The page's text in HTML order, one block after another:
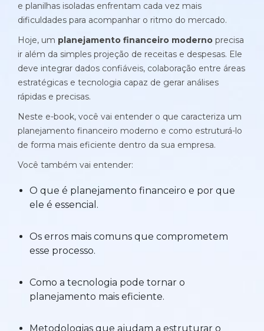
Prophix Fluxo (Cash Management)
Módulo de Controle, projeção e gestão do fluxo
de caixa.
Complexidade de gestão de caixa baixa e média
Empresas que faturam entre R$30M e R$200M por ano
Conheça o produto
Demonstração Gratuita
Plataforma Financeira com IA
análises com inteligência artificial integrada.
Cases
Histórias de clientes que transformaram sua cultura
orçamentária
Serviços
Distribuição e Logística
Varejo
e planilhas isoladas enfrentam cada vez mais
dificuldades para acompanhar o ritmo do mercado.
Hoje, um planejamento financeiro moderno precisa
ir além da simples projeção de receitas e despesas. Ele
deve integrar dados confiáveis, colaboração entre áreas
estratégicas e tecnologia capaz de gerar análises
rápidas e precisas.
Neste e-book, você vai entender o que caracteriza um
planejamento financeiro moderno e como estruturá-lo
de forma mais eficiente dentro da sua empresa.
Você também vai entender:
O que é planejamento financeiro e por que
ele é essencial.
Os erros mais comuns que comprometem
esse processo.
Como a tecnologia pode tornar o
planejamento mais eficiente.
Metodologias que ajudam a estruturar o